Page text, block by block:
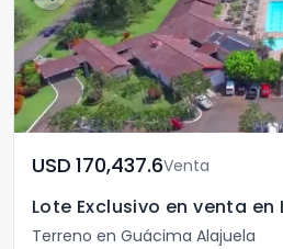
USD	170,437.6Venta
Terreno en Guácima Alajuela